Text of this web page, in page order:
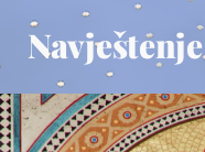
Navještenje